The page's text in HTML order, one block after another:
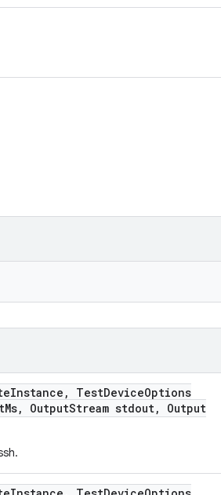
Instance , TestDeviceOptions
Ms, OutputStream stdout,
Output